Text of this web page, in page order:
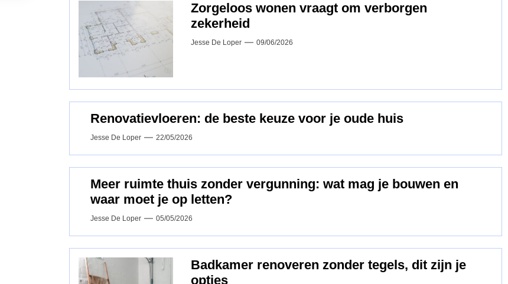
Zorgeloos wonen vraagt om verborgen
zekerheid
Jesse De Loper 09/06/2026
Renovatievloeren: de beste keuze voor je oude huis
Jesse De Loper 22/05/2026
Meer ruimte thuis zonder vergunning: wat mag je bouwen en
waar moet je op letten?
Jesse De Loper 05/05/2026
Badkamer renoveren zonder tegels, dit zijn je
opties